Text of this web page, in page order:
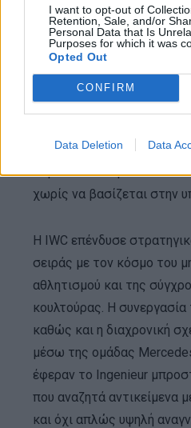
I want to opt-out of
Retention, Sale, and/or
Personal Data that Is
Purposes for which it was
Opted Out
CONFIRM
Data Deletion Data
Χόλιγουντ: η
του Ingenieur
Σε αντίθεση με το Royal
Ingenieur δεν έγινε ποτέ
συλλεκτών. Τα τελευταία
παρουσία του γίνεται
χωρίς να βασίζεται στην
Η IWC επένδυσε
σειράς με τον κόσμο του
αθλητισμού και της
κουλτούρας. Η συνεργασία
καθώς και η διαχρονική
μέσω της ομάδας
έφεραν το Ingenieur
που αναζητά αντικείμενα
και όχι απλώς υψηλή